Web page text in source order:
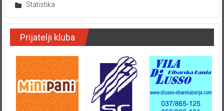
Statistika
Prijatelji kluba